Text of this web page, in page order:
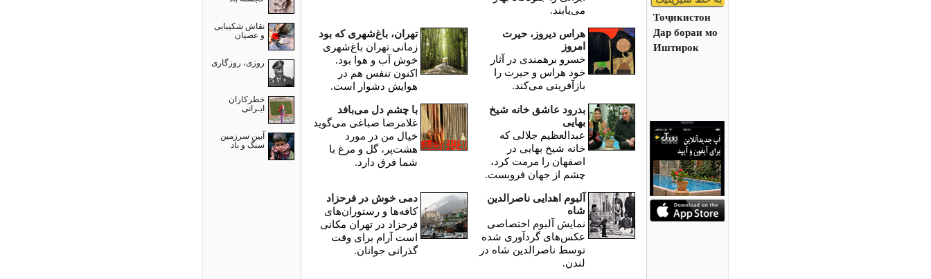
Тоҷикистон
Дар бораи мо
Иштирок
نقاش شکیبایی
و عصيان
روزی، روزگاری
خطرکاران
ایـرانی
آیین سرزمین
سنگ و باد
می‌یابند.
هراس دیروز، حیرت
امروز
خسرو برهمندی در آثار
خود هراس و حیرت را
بازآفرینی می‌کند.
تهران، باغ‌شهری که بود
زمانی تهران باغ‌شهری
خوش آب و هوا بود.
اکنون تنفس هم در
هوایش دشوار است.
بدرود عاشق خانه شیخ
بهایی
عبدالعظیم جلالی که
خانه شیخ بهایی در
اصفهان را مرمت کرد،
چشم از جهان فروبست.
با چشم دل می‌بافد
غلامرضا صباغی می‌گوید
خیال من در مورد
هشت‌پر، گل و مرغ با
شما فرق دارد.
آلبوم اهدایی ناصرالدین
شاه
نمایش آلبوم اختصاصی
عکس‌های گردآوری شده
توسط ناصرالدین شاه در
لندن.
دمی خوش در فرحزاد
کافه‌ها و رستوران‌های
فرحزاد در تهران مکانی
است آرام برای وقت
گذرانی جوانان.